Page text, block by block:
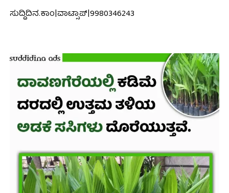
ಸುದ್ದಿದಿನ.ಕಾಂ|ವಾಟ್ಸಾಪ್|9980346243